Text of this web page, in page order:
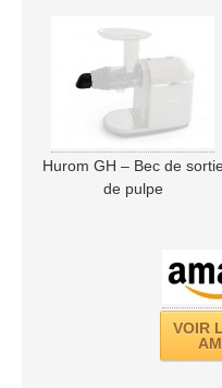
Hurom GH – Bec de
de pulpe
VOIR